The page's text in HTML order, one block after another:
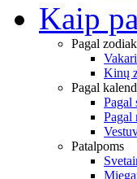
Kaip
Pagal
Kinų
Pagal
Pagal
Pagal
Patalpoms